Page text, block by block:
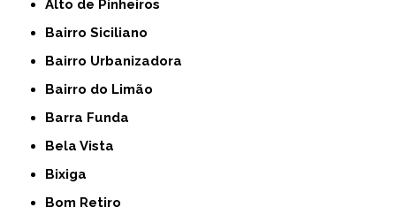
Alto de Pinheiros
Bairro Siciliano
Bairro Urbanizadora
Bairro do Limão
Barra Funda
Bela Vista
Bixiga
Bom Retiro